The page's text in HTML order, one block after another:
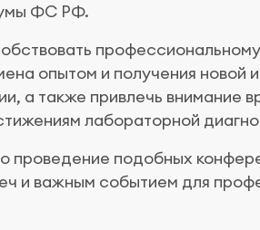
ФС РФ.
опытом и получения новой
а также привлечь внимание
лабораторной
проведение подобных
и важным событием для